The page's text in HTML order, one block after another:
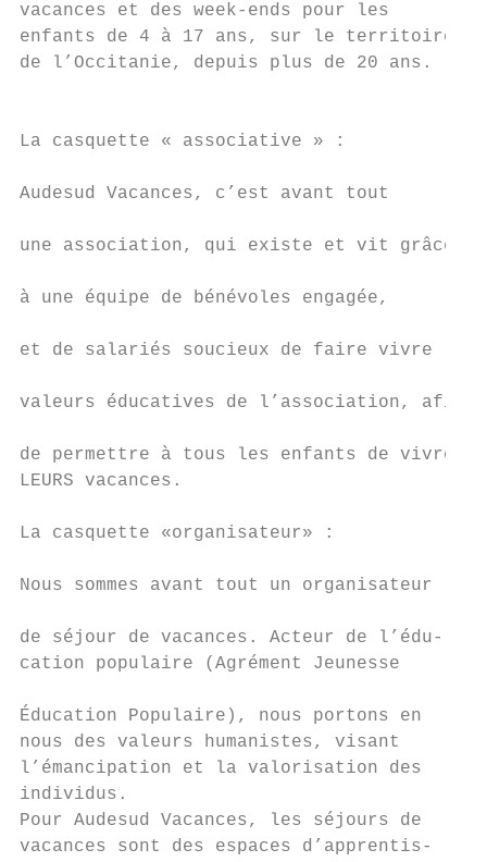
vacances et des week-ends pour les
enfants de 4 à 17 ans, sur le territoire
de l’Occitanie, depuis plus de 20 ans.
La casquette « associative » :
Audesud Vacances, c’est avant
une association, qui existe et vit
à une équipe de bénévoles
et de salariés soucieux de faire
valeurs éducatives de
de permettre à tous les enfants de vivre
LEURS vacances.
La casquette «organisateur» :
Nous sommes avant tout un organisateur
de séjour de vacances. Acteur de
cation populaire (Agrément Jeunesse
Éducation Populaire), nous portons en
nous des valeurs humanistes, visant
l’émancipation et la valorisation des
individus.
Pour Audesud Vacances, les séjours de
vacances sont des espaces d’apprentis-